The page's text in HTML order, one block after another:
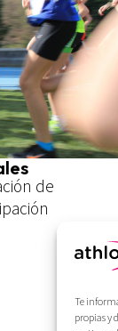
Te
propias y
de